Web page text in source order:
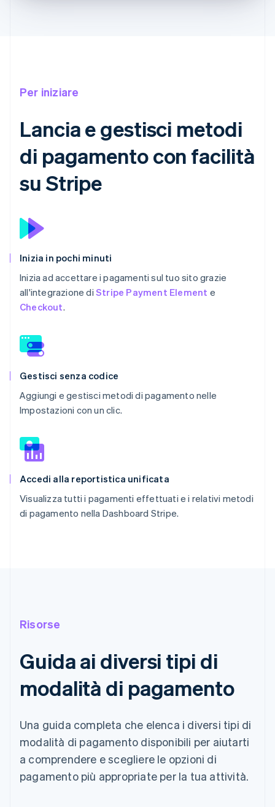
Per iniziare
Lancia e gestisci metodi
di pagamento con facilità
su Stripe
Inizia in pochi minuti
Inizia ad accettare i pagamenti sul tuo sito grazie
all'integrazione di Stripe Payment Element e
Checkout.
Gestisci senza codice
Aggiungi e gestisci metodi di pagamento nelle
Impostazioni con un clic.
Accedi alla reportistica unificata
Visualizza tutti i pagamenti effettuati e i relativi metodi
di pagamento nella Dashboard Stripe.
Risorse
Guida ai diversi tipi di
modalità di pagamento
Una guida completa che elenca i diversi tipi di
modalità di pagamento disponibili per aiutarti
a comprendere e scegliere le opzioni di
pagamento più appropriate per la tua attività.